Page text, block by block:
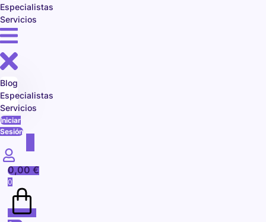
Especialistas
Servicios
Blog
Especialistas
Servicios
Iniciar
Sesión
0,00€
0